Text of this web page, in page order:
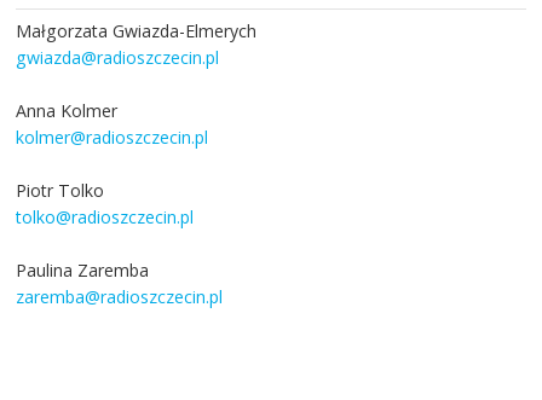
Małgorzata Gwiazda-Elmerych
gwiazda@radioszczecin.pl
Anna Kolmer
kolmer@radioszczecin.pl
Piotr Tolko
tolko@radioszczecin.pl
Paulina Zaremba
zaremba@radioszczecin.pl